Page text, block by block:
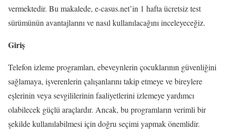
vermektedir. Bu makalede, e-casus.net’in 1 hafta ücretsiz test
sürümünün avantajlarını ve nasıl kullanılacağını inceleyeceğiz.
Giriş
Telefon izleme programları, ebeveynlerin çocuklarının güvenliğini
sağlamaya, işverenlerin çalışanlarını takip etmeye ve bireylere
eşlerinin veya sevgililerinin faaliyetlerini izlemeye yardımcı
olabilecek güçlü araçlardır. Ancak, bu programların verimli bir
şekilde kullanılabilmesi için doğru seçimi yapmak önemlidir.